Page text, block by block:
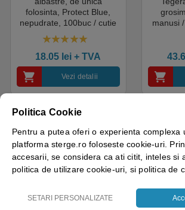
folosinta, Protect Blue,
nepudrate, 100buc / cutie
pentru medical, HoReCa,
saloane si domeniul
industrial, calitate premium
18.05 lei + TVA
Vezi detalii
manusi
Culoare Alb
Dimensiuni 480 x 80 x 185 mm
Politica Cookie
Pentru a putea oferi o experienta complexa
platforma sterge.ro foloseste cookie-uri.
accesarii, se considera ca ati citit, inteles si
politica de utilizare cookie-uri, si politica de
SETARI PERSONALIZATE